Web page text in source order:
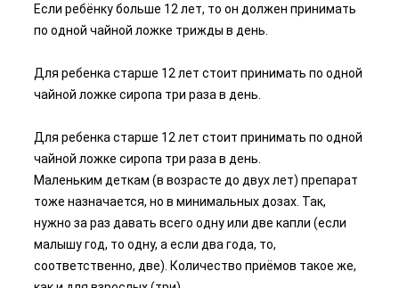
Если ребёнку больше 12 лет, то он должен принимать
по одной чайной ложке трижды в день.
Для ребенка старше 12 лет стоит принимать по одной
чайной ложке сиропа три раза в день.
Для ребенка старше 12 лет стоит принимать по одной
чайной ложке сиропа три раза в день.
Маленьким деткам (в возрасте до двух лет) препарат
тоже назначается, но в минимальных дозах. Так,
нужно за раз давать всего одну или две капли (если
малышу год, то одну, а если два года, то,
соответственно, две). Количество приёмов такое же,